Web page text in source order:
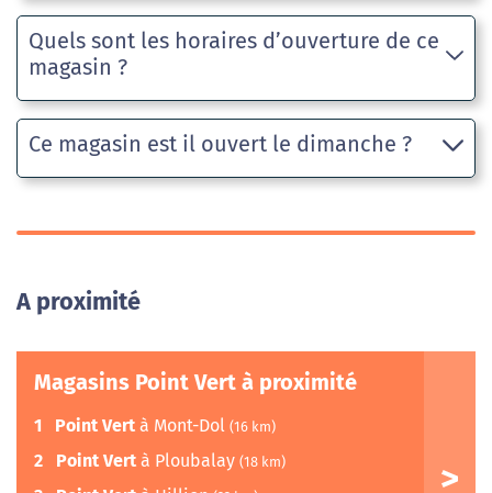
Quels sont les horaires d’ouverture de ce
magasin ?
Ce magasin est il ouvert le dimanche ?
A proximité
Magasins Point Vert à proximité
1 Point Vert à Mont-Dol (16 km)
2 Point Vert à Ploubalay (18 km)